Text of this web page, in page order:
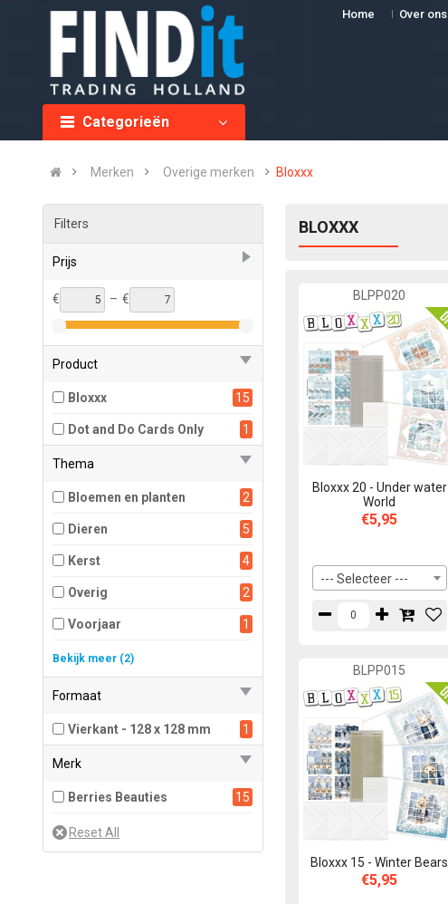
Home Over ons
Categorieën
Merken Overige merken Bloxxx
Filters
Prijs
€ – €
Product
Bloxxx 15
Dot and Do Cards Only 1
Thema
Bloemen en planten 2
Dieren 5
Kerst 4
Overig 2
Voorjaar 1
Winter
1
Bekijk meer (2)
Formaat
Vierkant - 128 x 128 mm 1
Merk
Berries Beauties 15
BLOXXX
BLPP020
Bloxxx 20 - Under water
World
€5,95
--- Selecteer ---
BLPP015
Bloxxx 15 - Winter Bears
€5,95